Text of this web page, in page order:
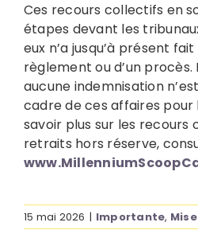
Ces recours collectifs en
étapes devant les
eux n’a jusqu’à présent fait
règlement ou d’un
aucune indemnisation
cadre de ces affaires pour
savoir plus sur les recours
retraits hors réserve,
15 mai 2026 | Importante,